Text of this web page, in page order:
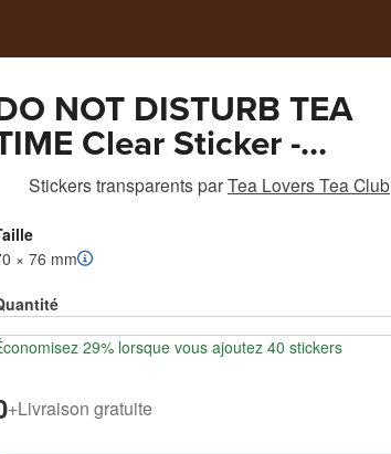
NOT DISTURB TEA
Clear Sticker -
Vintage design
Stickers transparentsparTea Lovers Tea Club
× 76 mm
29% lorsque vous ajoutez 40 stickers
+Livraison gratuite